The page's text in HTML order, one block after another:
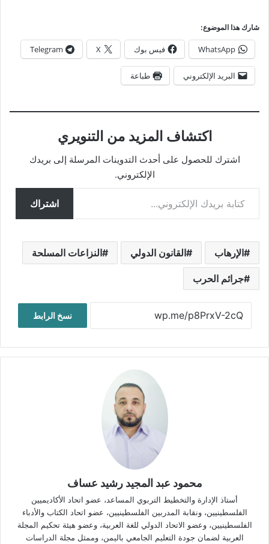
شارك هذا الموضوع:
WhatsApp فيس بوك X
Telegram
البريد الإلكتروني طباعة
اكتشاف المزيد من التنويري
اشترك للحصول على أحدث التدوينات المرسلة إلى بريدك
الإلكتروني.
كتابة بريدك الإلكتروني...
اشتراك
الإرهاب القانون الدولي النزاعات المسلحة
جرائم الحرب
نسخ الرابط
محمود عبد المجيد رشيد عساف
أستاذ الإدارة والتخطيط التربوي المساعد، عضو اتحاد الأكاديميين
الفلسطينيين، ونقابة المدربين الفلسطينيين، عضو اتحاد الكتاب والأدباء
الفلسطينيين، وعضو الاتحاد الدولي للغة العربية، وعضو هيئة تحكيم المجلة
العربية لضمان جودة التعليم الجامعي باليمن، وممثل مجلة الدراسات